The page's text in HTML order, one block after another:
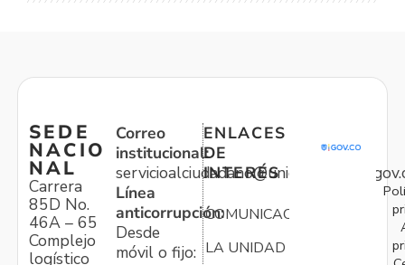
SEDE
NACIO
NAL
Carrera
85D No.
46A – 65
Complejo
logístico
Correo
institucional:
Línea
anticorrupción:
Desde
móvil o fijo:
ENLACES
DE
INTERÉS
COMUNICACIONES
LA UNIDAD